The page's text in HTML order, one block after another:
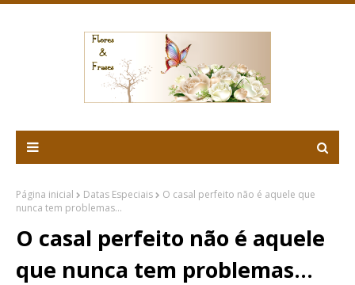
Página inicial Datas Especiais
O casal perfeito não é aquele que
nunca tem problemas...
O casal perfeito não é aquele
que nunca tem problemas...